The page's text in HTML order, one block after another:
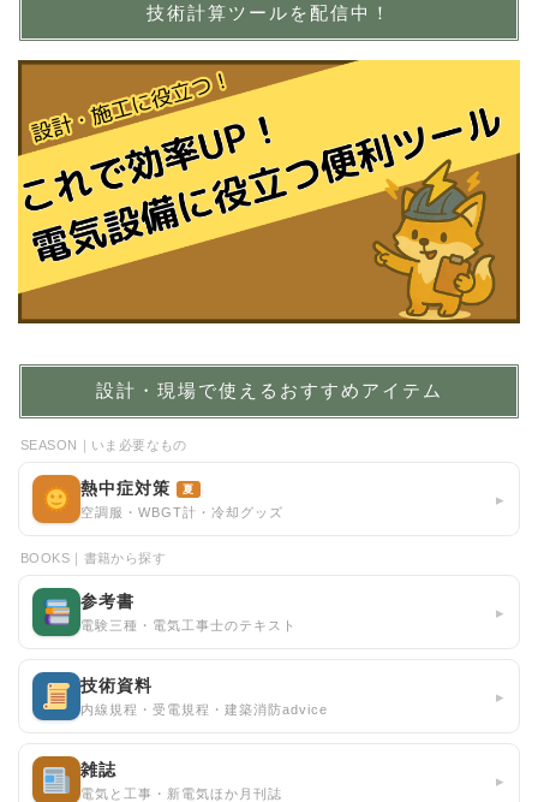
技術計算ツールを配信中！
設計・現場で使えるおすすめアイテム
SEASON｜いま必要なもの
熱中症対策 夏
空調服・WBGT計・冷却グッズ
▸
BOOKS｜書籍から探す
参考書
電験三種・電気工事士のテキスト
▸
技術資料
内線規程・受電規程・建築消防advice
▸
雑誌
電気と工事・新電気ほか月刊誌
▸